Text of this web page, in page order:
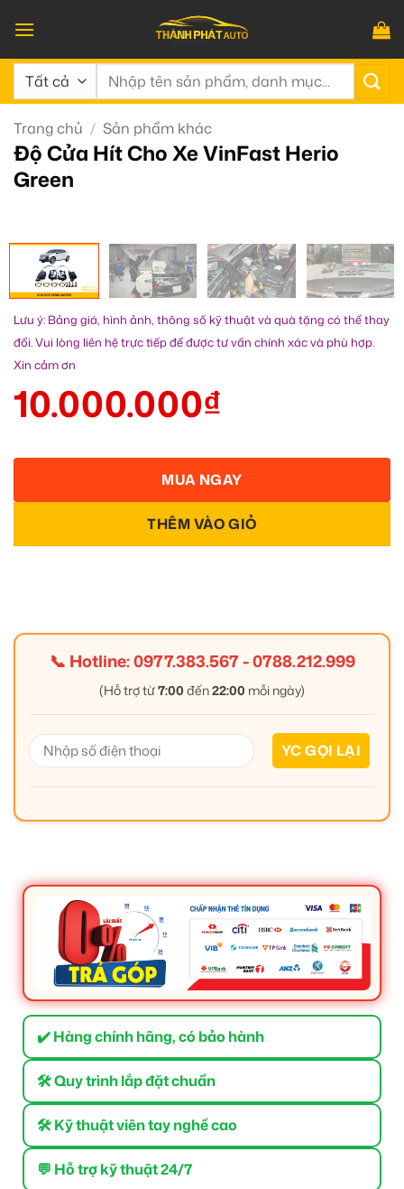
qua
nội
dung
Tìm
Trang chủ / Sản phẩm khác
Độ Cửa Hít Cho Xe VinFast Herio
Green
Lưu ý: Bảng giá, hình ảnh, thông số kỹ thuật và quà tặng có thể thay
đổi. Vui lòng liên hệ trực tiếp để được tư vấn chính xác và phù hợp.
Xin cảm ơn
10.000.000₫
THÊM VÀO GIỎ
MUA NGAY
📞 Hotline:0977.383.567-0788.212.999
(Hỗ trợ từ7:00 đến22:00 mỗi ngày)
✔️ Hàng chính hãng, có bảo hành
🛠 Quy trình lắp đặt chuẩn
🛠 Kỹ thuật viên tay nghề cao
💬 Hỗ trợ kỹ thuật 24/7